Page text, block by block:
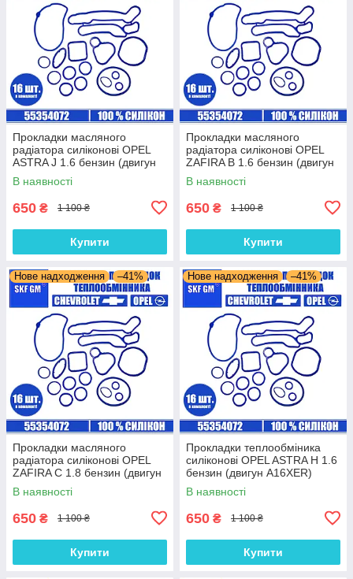
Прокладки масляного
радіатора силіконові OPEL
ASTRA J 1.6 бензин (двигун
A18XER) комплект 16 шт.
В наявності
650 ₴ 1 100 ₴
Купити
Прокладки масляного
радіатора силіконові OPEL
ZAFIRA B 1.6 бензин (двигун
Z16XER) комплект 16 шт.
В наявності
650 ₴ 1 100 ₴
Купити
Нове надходження –41%
Прокладки масляного
радіатора силіконові OPEL
ZAFIRA C 1.8 бензин (двигун
A18XEL) комплект 16 шт.
В наявності
650 ₴ 1 100 ₴
Купити
Нове надходження –41%
Прокладки теплообміника
силіконові OPEL ASTRA H 1.6
бензин (двигун A16XER)
комплект 16 шт.
В наявності
650 ₴ 1 100 ₴
Купити